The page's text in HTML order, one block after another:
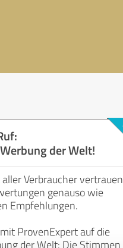
der Welt!
Verbraucher vertrauen
genauso wie
Empfehlungen.
ProvenExpert auf die
der Welt: Die Stimmen